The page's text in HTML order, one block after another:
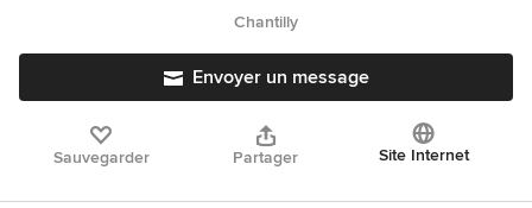
Chantilly
Envoyer un message
Sauvegarder Partager Site Internet